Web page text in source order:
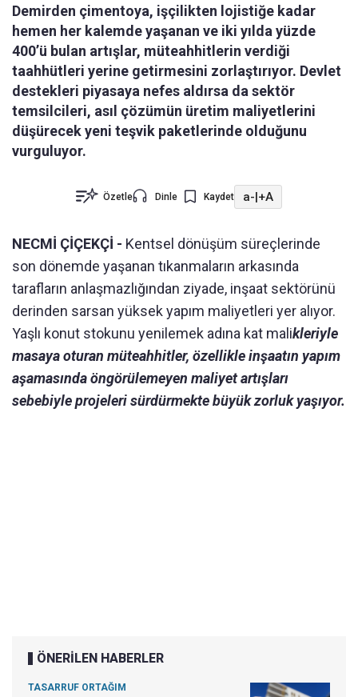
Demirden çimentoya, işçilikten lojistiğe kadar
hemen her kalemde yaşanan ve iki yılda yüzde
400’ü bulan artışlar, müteahhitlerin verdiği
taahhütleri yerine getirmesini zorlaştırıyor. Devlet
destekleri piyasaya nefes aldırsa da sektör
temsilcileri, asıl çözümün üretim maliyetlerini
düşürecek yeni teşvik paketlerinde olduğunu
vurguluyor.
Özetle Dinle Kaydet a-|+A
NECMİ ÇİÇEKÇİ - Kentsel dönüşüm süreçlerinde
son dönemde yaşanan tıkanmaların arkasında
tarafların anlaşmazlığından ziyade, inşaat sektörünü
derinden sarsan yüksek yapım maliyetleri yer alıyor.
Yaşlı konut stokunu yenilemek adına kat malikleriyle
masaya oturan müteahhitler, özellikle inşaatın yapım
aşamasında öngörülemeyen maliyet artışları
sebebiyle projeleri sürdürmekte büyük zorluk yaşıyor.
ÖNERİLEN HABERLER
TASARRUF ORTAĞIM